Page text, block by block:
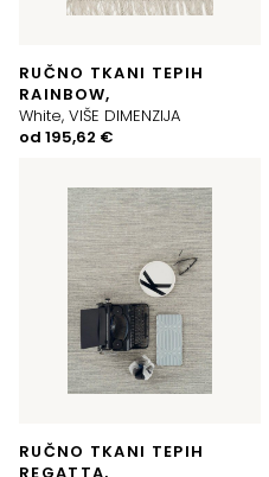
RUČNO TKANI TEPIH
RAINBOW,
White, VIŠE DIMENZIJA
od 195,62 €
RUČNO TKANI TEPIH